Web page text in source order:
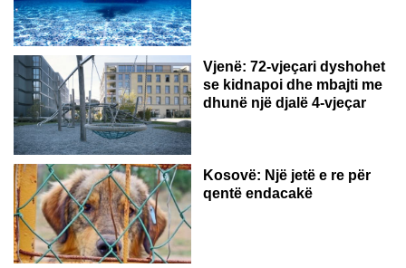
Vjenë: 72-vjeçari dyshohet
se kidnapoi dhe mbajti me
dhunë një djalë 4-vjeçar
Kosovë: Një jetë e re për
qentë endacakë